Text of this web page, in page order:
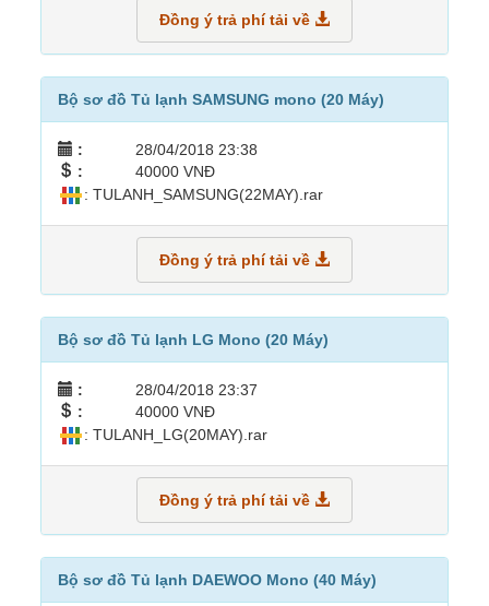
Đồng ý trả phí tải về
Bộ sơ đồ Tủ lạnh SAMSUNG mono (20 Máy)
: 28/04/2018 23:38
: 40000 VNĐ
: TULANH_SAMSUNG(22MAY).rar
Đồng ý trả phí tải về
Bộ sơ đồ Tủ lạnh LG Mono (20 Máy)
: 28/04/2018 23:37
: 40000 VNĐ
: TULANH_LG(20MAY).rar
Đồng ý trả phí tải về
Bộ sơ đồ Tủ lạnh DAEWOO Mono (40 Máy)